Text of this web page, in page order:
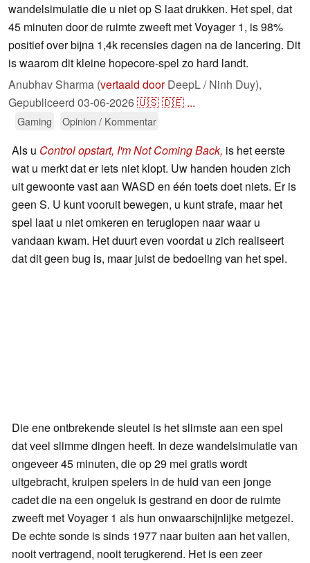
wandelsimulatie die u niet op S laat drukken. Het spel, dat
45 minuten door de ruimte zweeft met Voyager 1, is 98%
positief over bijna 1,4k recensies dagen na de lancering. Dit
is waarom dit kleine hopecore-spel zo hard landt.
Anubhav Sharma (vertaald doorDeepL / Ninh Duy),
Gepubliceerd 03-06-2026🇺🇸🇩🇪 ...
Gaming Opinion / Kommentar
Als u Control opstart, I'm Not Coming Back, is het eerste
wat u merkt dat er iets niet klopt. Uw handen houden zich
uit gewoonte vast aan WASD en één toets doet niets. Er is
geen S. U kunt vooruit bewegen, u kunt strafe, maar het
spel laat u niet omkeren en teruglopen naar waar u
vandaan kwam. Het duurt even voordat u zich realiseert
dat dit geen bug is, maar juist de bedoeling van het spel.
Die ene ontbrekende sleutel is het slimste aan een spel
dat veel slimme dingen heeft. In deze wandelsimulatie van
ongeveer 45 minuten, die op 29 mei gratis wordt
uitgebracht, kruipen spelers in de huid van een jonge
cadet die na een ongeluk is gestrand en door de ruimte
zweeft met Voyager 1 als hun onwaarschijnlijke metgezel.
De echte sonde is sinds 1977 naar buiten aan het vallen,
nooit vertragend, nooit terugkerend. Het is een zeer